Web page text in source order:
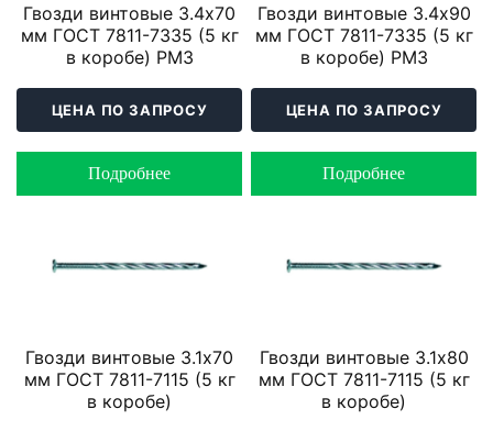
Гвозди винтовые 3.4х70
мм ГОСТ 7811-7335 (5 кг
в коробе) РМЗ
ЦЕНА ПО ЗАПРОСУ
Подробнее
Гвозди винтовые 3.4х90
мм ГОСТ 7811-7335 (5 кг
в коробе) РМЗ
ЦЕНА ПО ЗАПРОСУ
Подробнее
Гвозди винтовые 3.1х70
мм ГОСТ 7811-7115 (5 кг
в коробе)
Гвозди винтовые 3.1х80
мм ГОСТ 7811-7115 (5 кг
в коробе)